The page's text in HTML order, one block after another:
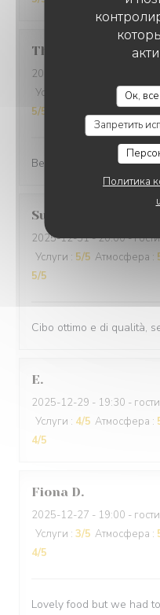
Ок,
Запретить
Политика
Thomas
2025-12-31
Услуги
Атмосфера:
5/5
Best cuisine in old Nice.
Suraci
2025-12-31- 20:00 -
Услуги : 5/5 Атмосфера :
5/5
Cibo ottimo e di qualità,
E
2025-12-29 - 19:30 -
Услуги : 4/5 Атмосфера :
4/5
Fiona D
2025-12-27 - 19:00 -
Услуги : 3/5 Атмосфера :
4/5
Lovely food but we had